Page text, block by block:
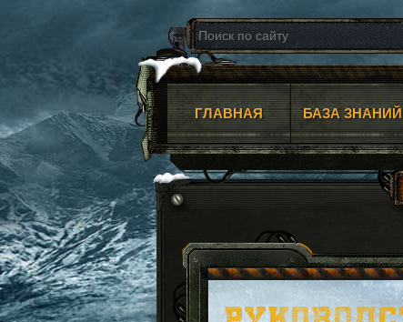
ГЛАВНАЯ БАЗА ЗНАНИЙ